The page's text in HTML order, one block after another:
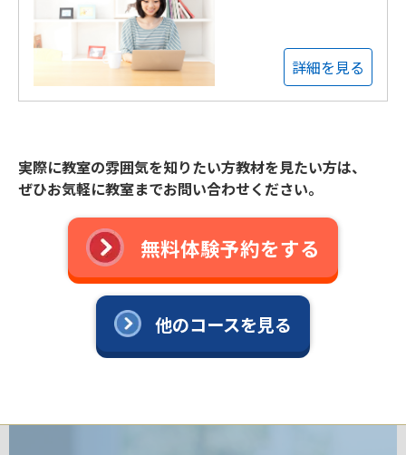
詳細を見る
実際に教室の雰囲気を知りたい方教材を見たい方は、
ぜひお気軽に教室までお問い合わせください。
無料体験予約をする
他のコースを見る